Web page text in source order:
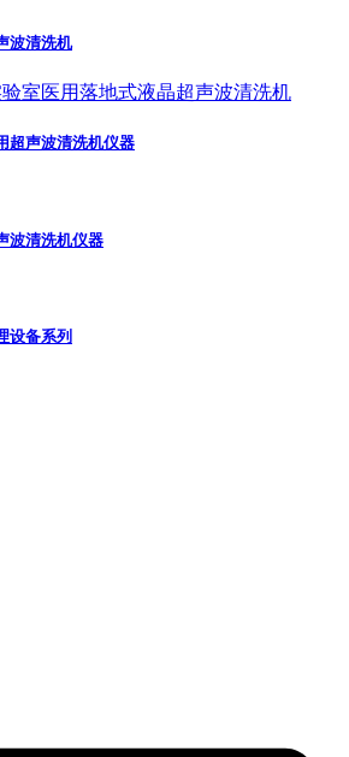
波清洗机
超声波清洗机仪器
波清洗机仪器
设备系列